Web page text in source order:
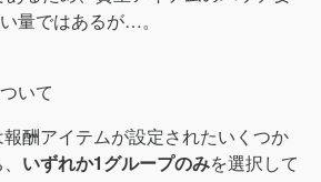
量ではあるが…。
いて
酬アイテムが設定されたいくつか
いずれか1グループのみを選択して